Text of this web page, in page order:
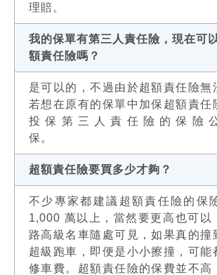
理賠。
我的保單有第三人責任險，現在可
額責任險嗎？
是可以的，不過由於超額責任險無
若想在原有的保單中加保超額責任
投保第三人責任險的保險
超額責任險要買多少才夠？
不少專家都建議超額責任險的保
1,000 萬以上，當然要更高也可以
路高級名車隨處可見，如果真的撞
超級跑車，即便是小小擦撞，可能
修車費。超額責任險的保費並不高